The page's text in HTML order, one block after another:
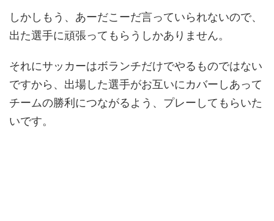
しかしもう、あーだこーだ言っていられないので、
出た選手に頑張ってもらうしかありません。
それにサッカーはボランチだけでやるものではない
ですから、出場した選手がお互いにカバーしあって
チームの勝利につながるよう、プレーしてもらいた
いです。